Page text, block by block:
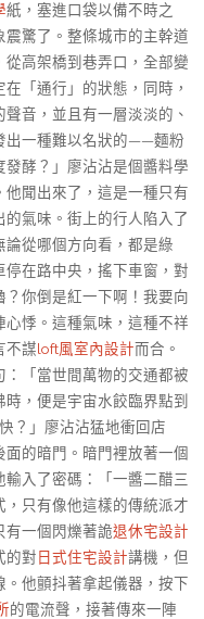
紙，塞進口袋以備不時之
驚了。整條城市的主幹道
從高架橋到巷弄口，全部變
「通行」的狀態，同時，
音，並且有一層淡淡的、
出一種難以名狀的——麵粉
酵？」廖沾沾是個醬料學
聞出來了，這是一種只有
氣味。街上的行人陷入了
從哪個方向看，都是綠
在路中央，搖下車窗，對
你倒是紅一下啊！我要向
悸。這種氣味，這種不祥
不謀loft風室內設計而合。
「當世間萬物的交通都被
，便是宇宙水餃臨界點到
？」廖沾沾猛地衝回店
的暗門。暗門裡放著一個
入了密碼：「一醬二醋三
只有像他這樣的傳統派才
有一個閃爍著詭退休宅設計
的對 日式住宅設計講機，但
他顫抖著拿起儀器，按下
的電流聲，接著傳來一陣